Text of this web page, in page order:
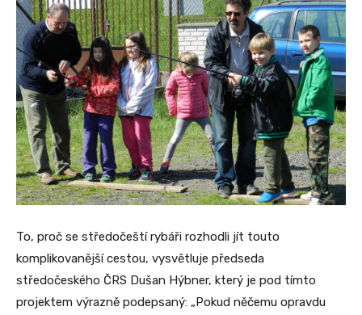
To, proč se středočeští rybáři rozhodli jít touto
komplikovanější cestou, vysvětluje předseda
středočeského ČRS Dušan Hýbner, který je pod tímto
projektem výrazně podepsaný: „Pokud něčemu opravdu